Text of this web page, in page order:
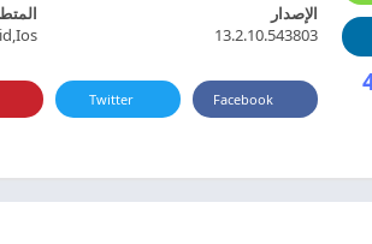
الإصدار
13.2.10.543803
Facebook
Twitter